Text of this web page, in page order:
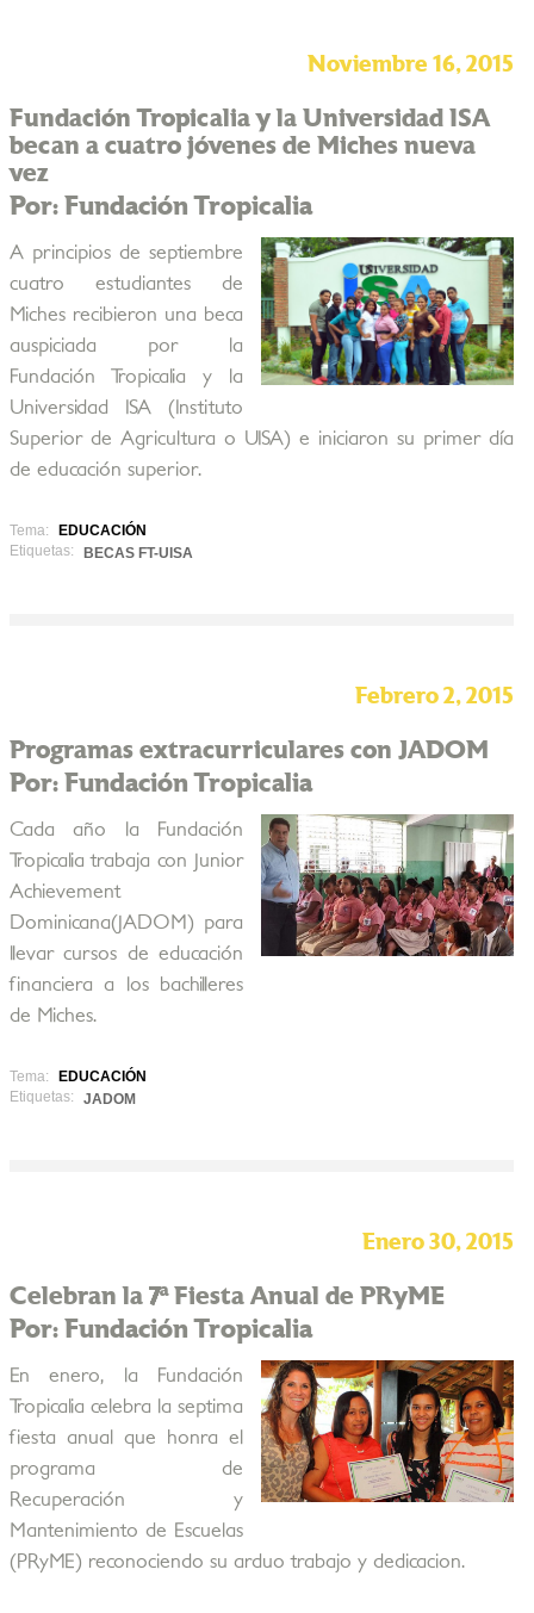
Noviembre 16, 2015
Fundación Tropicalia y la Universidad ISA
becan a cuatro jóvenes de Miches nueva
vez
Por: Fundación Tropicalia
A principios de septiembre
cuatro estudiantes de
Miches recibieron una beca
auspiciada por la
Fundación Tropicalia y la
Universidad ISA (Instituto
Superior de Agricultura o UISA) e iniciaron su primer día
de educación superior.
Tema:
EDUCACIÓN
Etiquetas:
BECAS FT-UISA
Febrero 2, 2015
Programas extracurriculares con JADOM
Por: Fundación Tropicalia
Cada año la Fundación
Tropicalia trabaja con Junior
Achievement
Dominicana(JADOM) para
llevar cursos de educación
financiera a los bachilleres
de Miches.
Tema:
EDUCACIÓN
Etiquetas:
JADOM
Enero 30, 2015
Celebran la 7ª Fiesta Anual de PRyME
Por: Fundación Tropicalia
En enero, la Fundación
Tropicalia celebra la septima
fiesta anual que honra el
programa de
Recuperación y
Mantenimiento de Escuelas
(PRyME) reconociendo su arduo trabajo y dedicacion.